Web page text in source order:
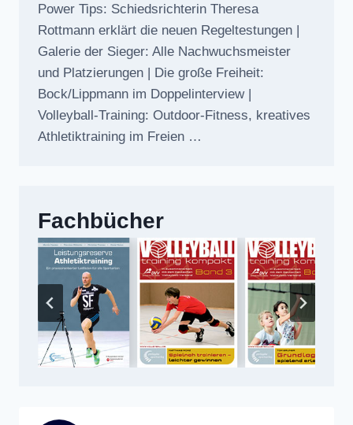
Power Tips: Schiedsrichterin Theresa
Rottmann erklärt die neuen Regeltestungen |
Galerie der Sieger: Alle Nachwuchsmeister
und Platzierungen | Die große Freiheit:
Bock/Lippmann im Doppelinterview |
Volleyball-Training: Outdoor-Fitness, kreatives
Athletiktraining im Freien …
Fachbücher